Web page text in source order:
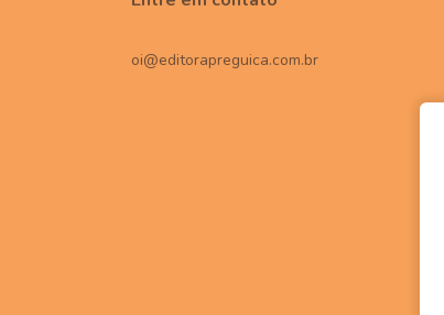
oi@editorapreguica.com.br